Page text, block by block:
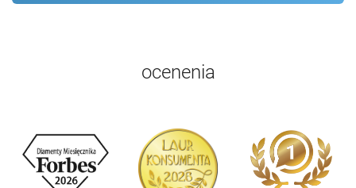
ocenenia